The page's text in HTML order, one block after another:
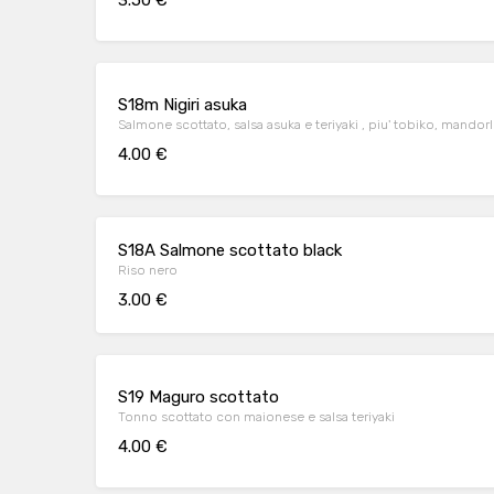
S18m Nigiri asuka
Salmone scottato, salsa asuka e teriyaki , piu' tobiko,
4.00 €
S18A Salmone scottato black
Riso nero
3.00 €
S19 Maguro scottato
Tonno scottato con maionese e salsa teriyaki
4.00 €